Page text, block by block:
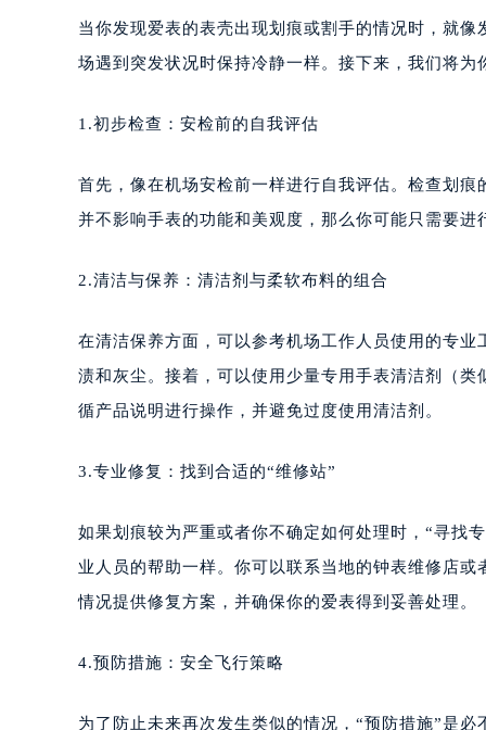
当你发现爱表的表壳出现划痕或割手的情况时，就
场遇到突发状况时保持冷静一样。接下来，我们将
1.初步检查：安检前的自我评估
首先，像在机场安检前一样进行自我评估。检查划
并不影响手表的功能和美观度，那么你可能只需要进
2.清洁与保养：清洁剂与柔软布料的组合
在清洁保养方面，可以参考机场工作人员使用的专
渍和灰尘。接着，可以使用少量专用手表清洁剂（
循产品说明进行操作，并避免过度使用清洁剂。
3.专业修复：找到合适的“维修站”
如果划痕较为严重或者你不确定如何处理时，“寻找
业人员的帮助一样。你可以联系当地的钟表维修店
情况提供修复方案，并确保你的爱表得到妥善处理。
4.预防措施：安全飞行策略
为了防止未来再次发生类似的情况，“预防措施”是